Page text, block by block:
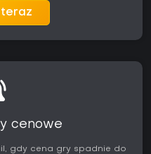
teraz
cenowe
gdy cena gry spadnie do